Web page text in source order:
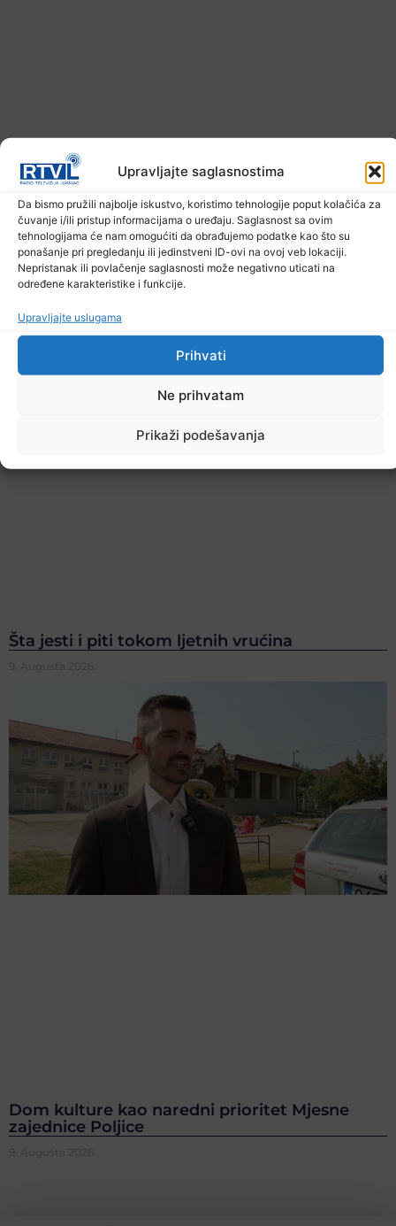
Upravljajte saglasnostima
Da bismo pružili najbolje iskustvo, koristimo tehnologije poput kolačića za
čuvanje i/ili pristup informacijama o uređaju. Saglasnost sa ovim
tehnologijama će nam omogućiti da obrađujemo podatke kao što su
ponašanje pri pregledanju ili jedinstveni ID-ovi na ovoj veb lokaciji.
Nepristanak ili povlačenje saglasnosti može negativno uticati na
određene karakteristike i funkcije.
Upravljajte uslugama
Prihvati
Ne prihvatam
Prikaži podešavanja
Sunčano i vruće širom BiH, najviša dnevna
temperatura do 39 stepeni °C
10. Augusta 2026.
Šta jesti i piti tokom ljetnih vrućina
9. Augusta 2026.
Dom kulture kao naredni prioritet Mjesne
zajednice Poljice
9. Augusta 2026.